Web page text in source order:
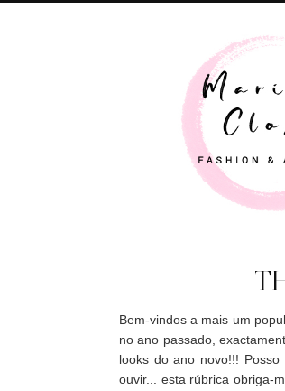
Bem-vindos a mais um
no ano passado,
looks do ano novo!!!
ouvir... esta rúbrica obriga-